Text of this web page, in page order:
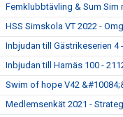
Femklubbtävling & Sum Sim
HSS Simskola VT 2022 -
Inbjudan till Gästrikeserien 4
Inbjudan till Harnäs 100 -
Swim of hope V42
Medlemsenkät 2021 -